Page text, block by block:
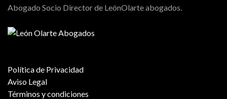
Abogado Socio Director de LeónOlarte abogados.
Política de Privacidad
Aviso Legal
Términos y condiciones